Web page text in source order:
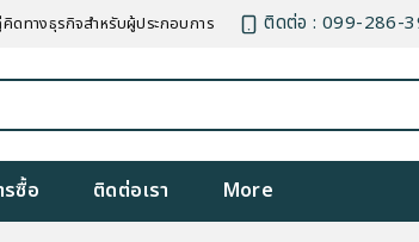
ดทางธุรกิจสำหรับผู้ประกอบการ ติดต่อ : 099-286-
รซื้อ ติดต่อเรา More